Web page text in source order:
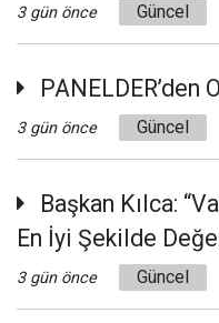
3 gün önce Güncel
PANELDER’den
3 gün önce Güncel
Başkan Kılca:
En İyi Şekilde
3 gün önce Güncel